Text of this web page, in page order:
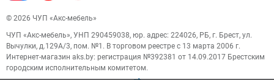
© 2026 ЧУП «Акс-мебель»
ЧУП «Акс-мебель», УНП 290459038, юр. адрес: 224026, РБ, г. Брест, ул.
Вычулки, д.129А/3, пом. №1. В торговом реестре с 13 марта 2006 г.
Интернет-магазин aks.by: регистрация №392381 от 14.09.2017 Брестским
городским исполнительным комитетом.